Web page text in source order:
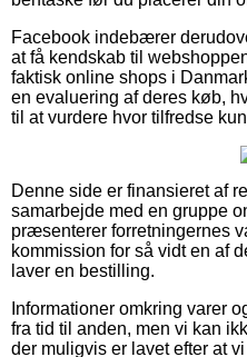
Facebook indebærer
at få kendskab til
faktisk online shops i
en evaluering af deres køb,
til at vurdere hvor tilfredse
Denne side er finansieret af
samarbejde med en gruppe
præsenterer forretningernes
kommission for så vidt en af
laver en bestilling.
Informationer omkring varer
fra tid til anden, men vi kan
der muligvis er lavet efter at